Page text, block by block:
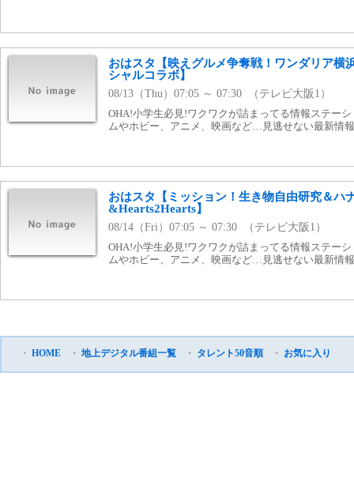
おはスタ【映えグルメ争奪戦！ワンダリア横
シャルコラボ】
08/13（Thu）07:05 ～ 07:30 （テレビ大阪1）
OHA!小学生必見!ワクワクが詰まってる情報ステー
ムやホビー、アニメ、映画など…見逃せない最新情
おはスタ【ミッション！生き物自由研究＆ハ
&Hearts2Hearts】
08/14（Fri）07:05 ～ 07:30 （テレビ大阪1）
OHA!小学生必見!ワクワクが詰まってる情報ステー
ムやホビー、アニメ、映画など…見逃せない最新情
・ HOME ・ 地上デジタル番組一覧 ・ タレント50音順 ・ お気に入り